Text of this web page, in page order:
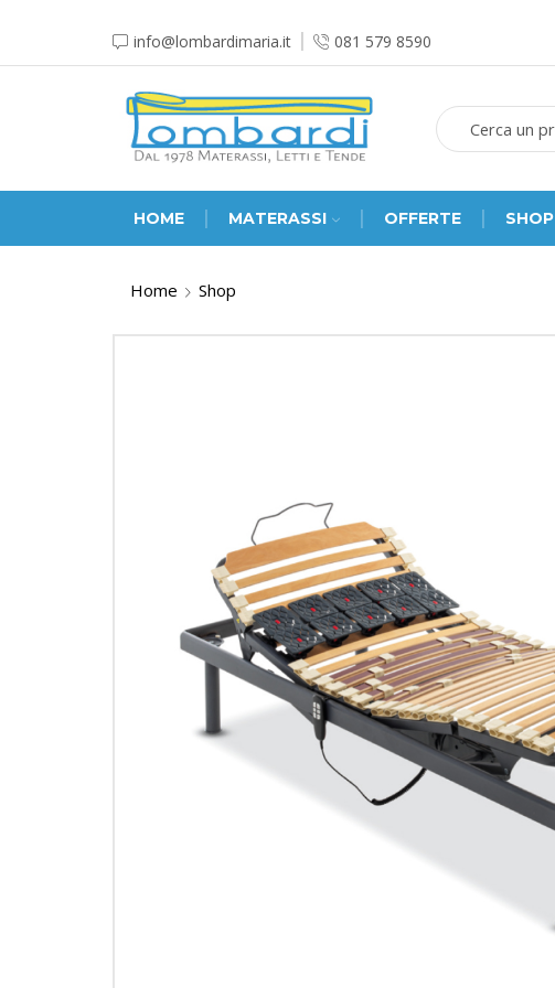
info@lombardimaria.it 081 579 8590
HOME MATERASSI OFFERTE SHOP
Home Shop